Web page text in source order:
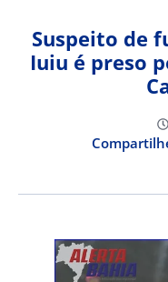
Suspeito de
Iuiu é preso